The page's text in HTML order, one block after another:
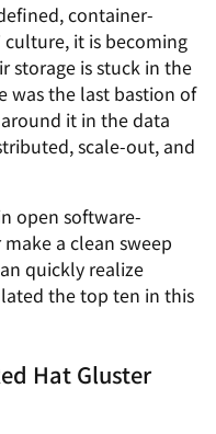
container-
it is becoming
storage is stuck in the
was the last bastion of
it in the data
scale-out, and
open software-
a clean sweep
quickly realize
the top ten in this
Hat Gluster